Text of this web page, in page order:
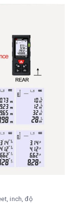
inch, độ